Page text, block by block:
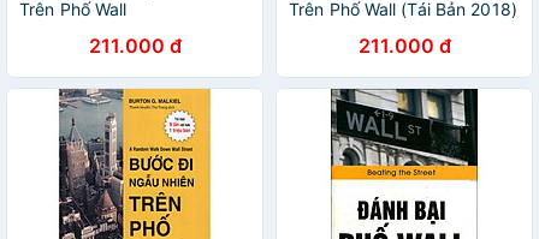
Trên Phố Wall
211.000 đ
Trên Phố Wall (Tái Bản 2018)
211.000 đ